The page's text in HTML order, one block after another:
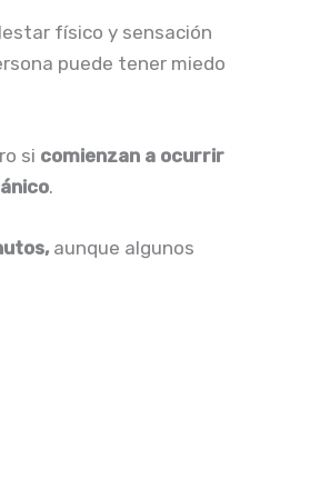
físico y sensación
puede tener miedo
si comienzan a ocurrir
.
aunque algunos